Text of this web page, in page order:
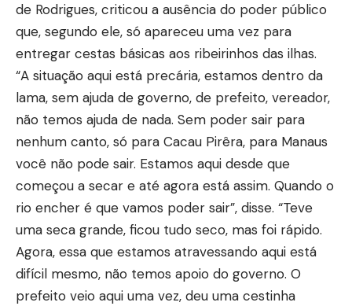
de Rodrigues, criticou a ausência do poder público
que, segundo ele, só apareceu uma vez para
entregar cestas básicas aos ribeirinhos das ilhas.
“A situação aqui está precária, estamos dentro da
lama, sem ajuda de governo, de prefeito, vereador,
não temos ajuda de nada. Sem poder sair para
nenhum canto, só para Cacau Pirêra, para Manaus
você não pode sair. Estamos aqui desde que
começou a secar e até agora está assim. Quando o
rio encher é que vamos poder sair”, disse. “Teve
uma seca grande, ficou tudo seco, mas foi rápido.
Agora, essa que estamos atravessando aqui está
difícil mesmo, não temos apoio do governo. O
prefeito veio aqui uma vez, deu uma cestinha